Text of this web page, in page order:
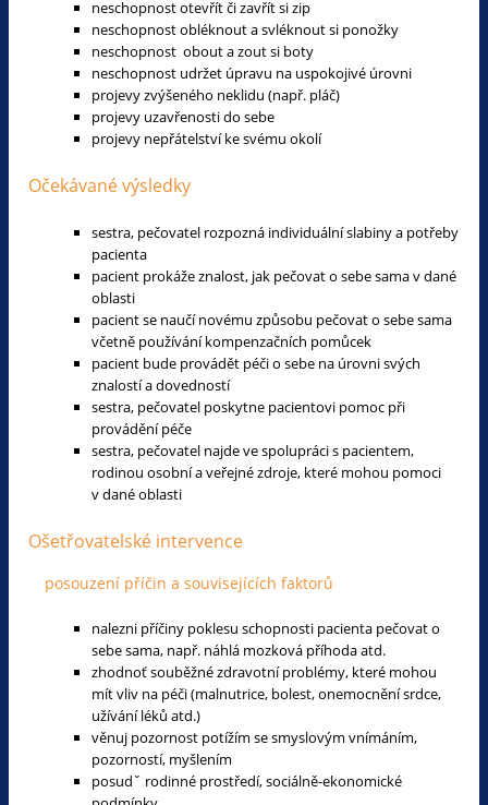
neschopnost otevřít či zavřít si zip
neschopnost obléknout a svléknout si ponožky
neschopnost obout a zout si boty
neschopnost udržet úpravu na uspokojivé úrovni
projevy zvýšeného neklidu (např. pláč)
projevy uzavřenosti do sebe
projevy nepřátelství ke svému okolí
Očekávané výsledky
sestra, pečovatel rozpozná individuální slabiny a potřeby
pacienta
pacient prokáže znalost, jak pečovat o sebe sama v dané
oblasti
pacient se naučí novému způsobu pečovat o sebe sama
včetně používání kompenzačních pomůcek
pacient bude provádět péči o sebe na úrovni svých
znalostí a dovedností
sestra, pečovatel poskytne pacientovi pomoc při
provádění péče
sestra, pečovatel najde ve spolupráci s pacientem,
rodinou osobní a veřejné zdroje, které mohou pomoci
v dané oblasti
Ošetřovatelské intervence
posouzení příčin a souvisejících faktorů
nalezni příčiny poklesu schopnosti pacienta pečovat o
sebe sama, např. náhlá mozková příhoda atd.
zhodnoť souběžné zdravotní problémy, které mohou
mít vliv na péči (malnutrice, bolest, onemocnění srdce,
užívání léků atd.)
věnuj pozornost potížím se smyslovým vnímáním,
pozorností, myšlením
posudˇ rodinné prostředí, sociálně-ekonomické